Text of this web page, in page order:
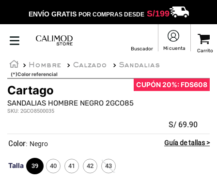
ENVÍO GRATIS POR COMPRAS DESDES/199
Hombre Calzado Sandalias
(*)Color referencial
CUPÓN 20%: FDS608
Cartago
SANDALIAS HOMBRE NEGRO 2GCO85
SKU: 2GCO8500035
S/ 69.90
Talla 39 40 41 42 43
: Negro